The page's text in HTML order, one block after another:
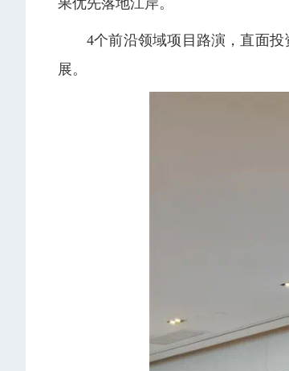
4个前沿领域项目路演，直面
展。